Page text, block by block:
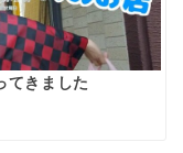
てきました